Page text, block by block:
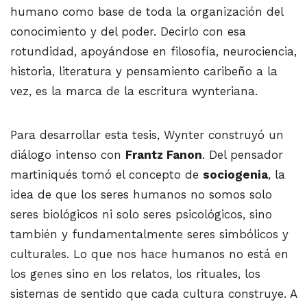
humano como base de toda la organización del
conocimiento y del poder. Decirlo con esa
rotundidad, apoyándose en filosofía, neurociencia,
historia, literatura y pensamiento caribeño a la
vez, es la marca de la escritura wynteriana.
Para desarrollar esta tesis, Wynter construyó un
diálogo intenso con Frantz Fanon. Del pensador
martiniqués tomó el concepto de sociogenia, la
idea de que los seres humanos no somos solo
seres biológicos ni solo seres psicológicos, sino
también y fundamentalmente seres simbólicos y
culturales. Lo que nos hace humanos no está en
los genes sino en los relatos, los rituales, los
sistemas de sentido que cada cultura construye. A